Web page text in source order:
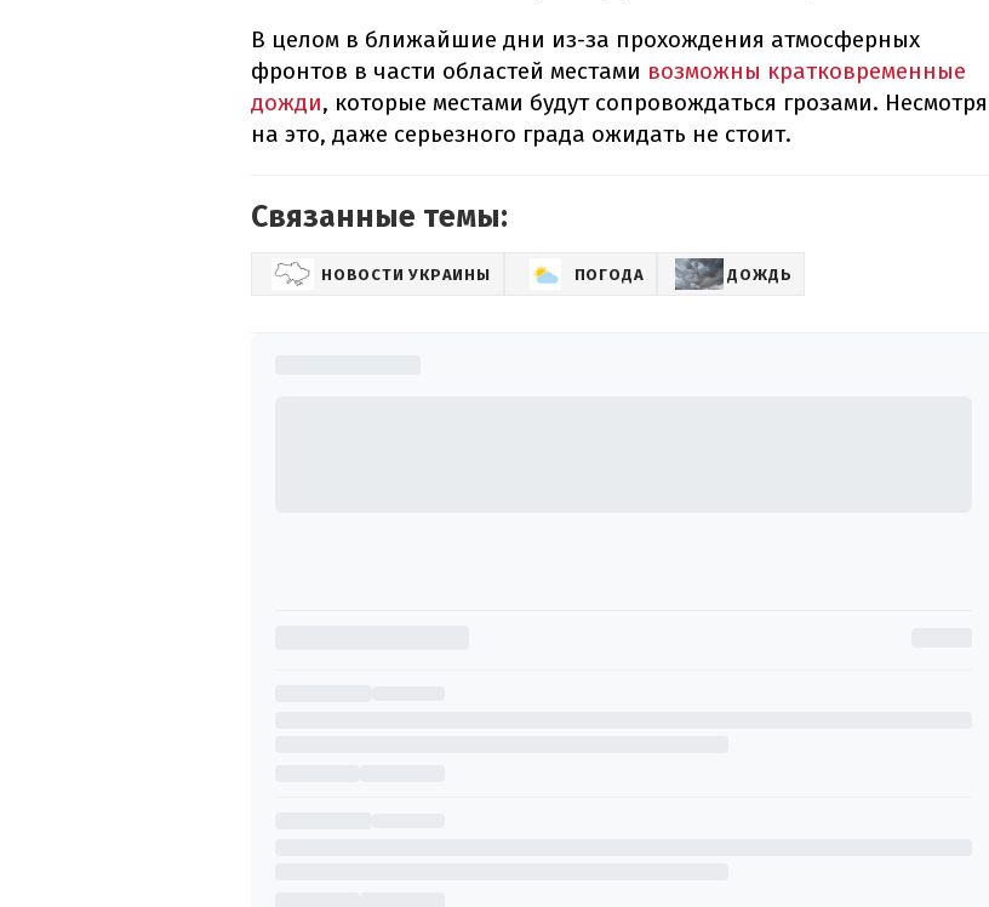
В целом в ближайшие дни из-за прохождения атмосферных
фронтов в части областей местами возможны кратковременные
дожди, которые местами будут сопровождаться грозами. Несмотря
на это, даже серьезного града ожидать не стоит.
Связанные темы:
НОВОСТИ УКРАИНЫ ПОГОДА ДОЖДЬ